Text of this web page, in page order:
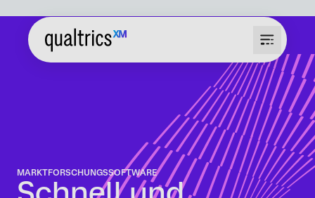
MARKTFORSCHUNGSSOFTWARE